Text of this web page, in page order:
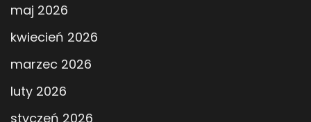
maj 2026
kwiecień 2026
marzec 2026
luty 2026
styczeń 2026